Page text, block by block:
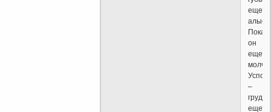
еще
алые,
Пока
он
еще
–
грудь
еще